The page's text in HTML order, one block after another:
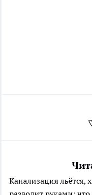
Канализация льётся,